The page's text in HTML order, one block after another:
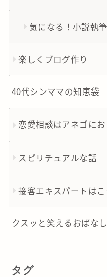
気になる！小説執
楽しくブログ作り
40代シンママの知恵袋
恋愛相談はアネゴに
スピリチュアルな話
接客エキスパートは
クスッと笑えるおぱなし
タグ